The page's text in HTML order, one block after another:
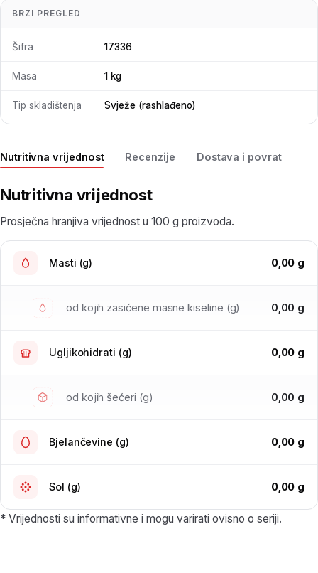
Nutritivna vrijednost Recenzije Dostava i povrat
Nutritivna vrijednost
Prosječna hranjiva vrijednost u 100 g proizvoda.
Masti (g) 0,00 g
od kojih zasićene masne kiseline (g) 0,00 g
Ugljikohidrati (g) 0,00 g
od kojih šećeri (g) 0,00 g
Bjelančevine (g) 0,00 g
Sol (g) 0,00 g
* Vrijednosti su informativne i mogu varirati ovisno o seriji.
BRZI PREGLED
Šifra 17336
Masa 1 kg
Tip skladištenja Svježe (rashlađeno)